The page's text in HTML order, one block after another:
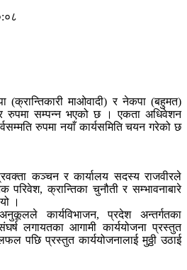
माओवादी) र नेकपा (बहुमत)
रुपमा सम्पन्न भएको छ । एकता अधिवेशन
रुपमा नयाँ कार्यसमिति चयन गरेको छ
कञ्चन र कार्यालय सदस्य राजवीरले
परिवेश, क्रान्तिका चुनौती र सम्भावनाबारे
।
कार्यविभाजन, प्रदेश अन्तर्गतका
लगायतका आगामी कार्ययोजना प्रस्तुत
पछि प्रस्तुत कार्ययोजनालाई मुठ्ठी उठाई